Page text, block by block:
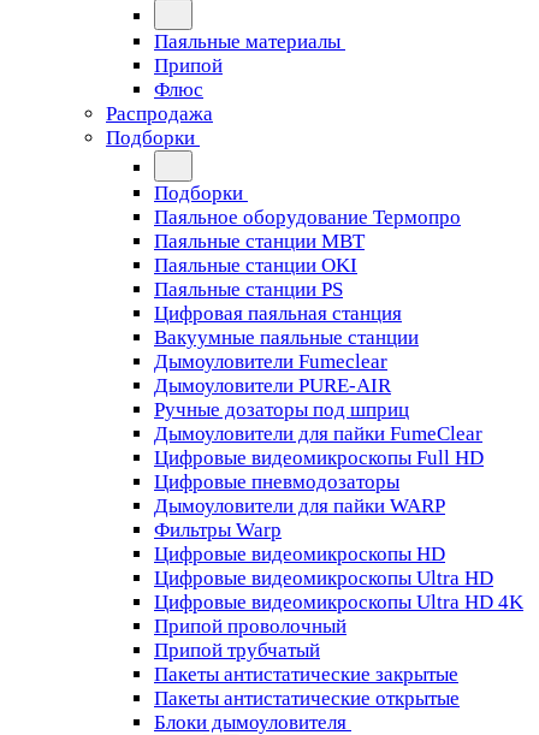
Паяльные материалы
Припой
Флюс
Распродажа
Подборки
Подборки
Паяльное оборудование Термопро
Паяльные станции MBT
Паяльные станции OKI
Паяльные станции PS
Цифровая паяльная станция
Вакуумные паяльные станции
Дымоуловители Fumeclear
Дымоуловители PURE-AIR
Ручные дозаторы под шприц
Дымоуловители для пайки FumeClear
Цифровые видеомикроскопы Full HD
Цифровые пневмодозаторы
Дымоуловители для пайки WARP
Фильтры Warp
Цифровые видеомикроскопы HD
Цифровые видеомикроскопы Ultra HD
Цифровые видеомикроскопы Ultra HD 4K
Припой проволочный
Припой трубчатый
Пакеты антистатические закрытые
Пакеты антистатические открытые
Блоки дымоуловителя